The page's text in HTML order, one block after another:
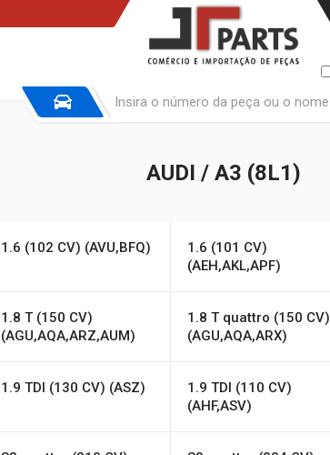
AUDI / A3 (8L1)
1.6 (102 CV) (AVU,BFQ)
1.6 (101 CV)
(AEH,AKL,APF)
1.8 T (150 CV)
(AGU,AQA,ARZ,AUM)
1.8 T quattro (150 CV)
(AGU,AQA,ARX)
1.9 TDI (130 CV) (ASZ)
1.9 TDI (110 CV)
(AHF,ASV)